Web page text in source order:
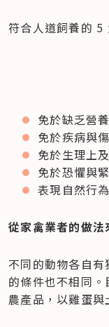
符合人道飼養的 5
免於缺乏營
免於疾病與
免於生理上
免於恐懼與
表現自然行
從家禽業者的做
不同的動物各自
的條件也不相同
農產品，以雞蛋與